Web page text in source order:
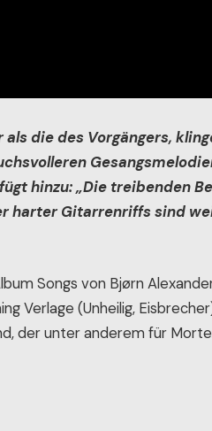
die des Vorgängers,
hinzu: „Die treibenden
harter Gitarrenriffs sind
Songs von Bjørn
Verlage (Unheilig,
der unter anderem für